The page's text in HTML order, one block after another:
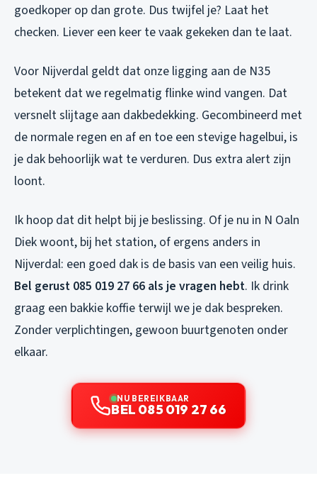
goedkoper op dan grote. Dus twijfel je? Laat het
checken. Liever een keer te vaak gekeken dan te laat.
Voor Nijverdal geldt dat onze ligging aan de N35
betekent dat we regelmatig flinke wind vangen. Dat
versnelt slijtage aan dakbedekking. Gecombineerd met
de normale regen en af en toe een stevige hagelbui, is
je dak behoorlijk wat te verduren. Dus extra alert zijn
loont.
Ik hoop dat dit helpt bij je beslissing. Of je nu in N Oaln
Diek woont, bij het station, of ergens anders in
Nijverdal: een goed dak is de basis van een veilig huis.
Bel gerust 085 019 27 66 als je vragen hebt. Ik drink
graag een bakkie koffie terwijl we je dak bespreken.
Zonder verplichtingen, gewoon buurtgenoten onder
elkaar.
NU BEREIKBAAR
BEL 085 019 27 66